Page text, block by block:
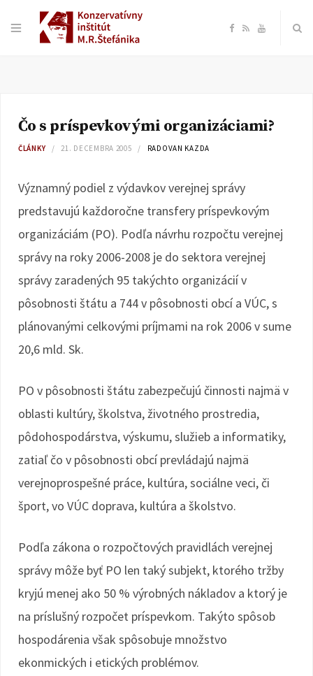
F
e
o
k
R Y
T
e
Čo s príspevkovými organizáciami?
ČLÁNKY 21. DECEMBRA 2005 RADOVAN KAZDA
Významný podiel z výdavkov verejnej správy
predstavujú každoročne transfery príspevkovým
organizáciám (PO). Podľa návrhu rozpočtu verejnej
správy na roky 2006-2008 je do sektora verejnej
správy zaradených 95 takýchto organizácií v
pôsobnosti štátu a 744 v pôsobnosti obcí a VÚC, s
plánovanými celkovými príjmami na rok 2006 v sume
20,6 mld. Sk.
PO v pôsobnosti štátu zabezpečujú činnosti najmä v
oblasti kultúry, školstva, životného prostredia,
pôdohospodárstva, výskumu, služieb a informatiky,
zatiaľ čo v pôsobnosti obcí prevládajú najmä
verejnoprospešné práce, kultúra, sociálne veci, či
šport, vo VÚC doprava, kultúra a školstvo.
Podľa zákona o rozpočtových pravidlách verejnej
správy môže byť PO len taký subjekt, ktorého tržby
kryjú menej ako 50 % výrobných nákladov a ktorý je
na príslušný rozpočet príspevkom. Takýto spôsob
hospodárenia však spôsobuje množstvo
ekonmických i etických problémov.